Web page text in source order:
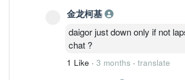
金龙柯基
daigor just down only if not
chat ?
1 Like · 3 months · translate